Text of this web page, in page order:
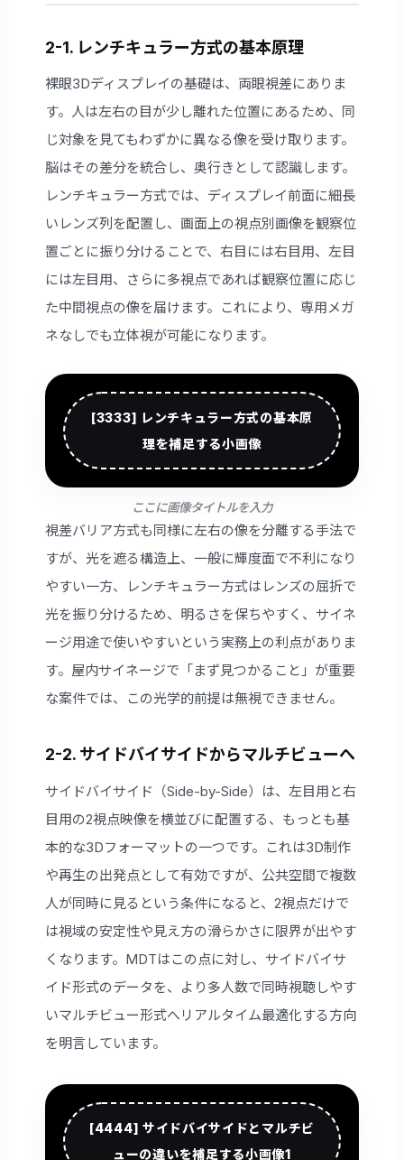
2-1. レンチキュラー方式の基本原理
裸眼3Dディスプレイの基礎は、両眼視差にありま
す。人は左右の目が少し離れた位置にあるため、同
じ対象を見てもわずかに異なる像を受け取ります。
脳はその差分を統合し、奥行きとして認識します。
レンチキュラー方式では、ディスプレイ前面に細長
いレンズ列を配置し、画面上の視点別画像を観察位
置ごとに振り分けることで、右目には右目用、左目
には左目用、さらに多視点であれば観察位置に応じ
た中間視点の像を届けます。これにより、専用メガ
ネなしでも立体視が可能になります。
[3333] レンチキュラー方式の基本原
理を補足する小画像
ここに画像タイトルを入力
視差バリア方式も同様に左右の像を分離する手法で
すが、光を遮る構造上、一般に輝度面で不利になり
やすい一方、レンチキュラー方式はレンズの屈折で
光を振り分けるため、明るさを保ちやすく、サイネ
ージ用途で使いやすいという実務上の利点がありま
す。屋内サイネージで「まず見つかること」が重要
な案件では、この光学的前提は無視できません。
2-2. サイドバイサイドからマルチビューへ
サイドバイサイド（Side-by-Side）は、左目用と右
目用の2視点映像を横並びに配置する、もっとも基
本的な3Dフォーマットの一つです。これは3D制作
や再生の出発点として有効ですが、公共空間で複数
人が同時に見るという条件になると、2視点だけで
は視域の安定性や見え方の滑らかさに限界が出やす
くなります。MDTはこの点に対し、サイドバイサ
イド形式のデータを、より多人数で同時視聴しやす
いマルチビュー形式へリアルタイム最適化する方向
を明言しています。
[4444] サイドバイサイドとマルチビ
ューの違いを補足する小画像1